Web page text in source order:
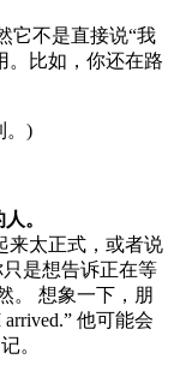
它不是直接说“我
。比如，你还在路
。)
。
来太正式，或者说
是想告诉正在等
。 想象一下，朋
他可能会
。